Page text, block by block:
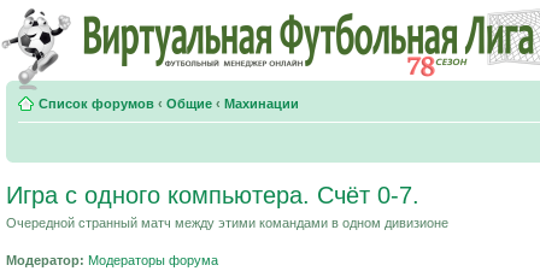
Список форумов ‹ Общие ‹ Махинации
Игра с одного компьютера. Счёт 0-7.
Очередной странный матч между этими командами в одном дивизионе
Модератор: Модераторы форума